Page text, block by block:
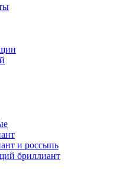
и россыпь
бриллиант